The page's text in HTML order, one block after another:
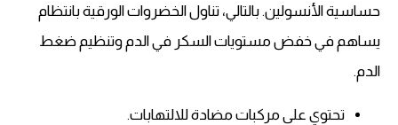
حساسية الأنسولين. بالتالي، تناول الخضروات الورقية بانتظام
يساهم في خفض مستويات السكر في الدم وتنظيم ضغط
الدم.
تحتوي على مركبات مضادة للالتهابات.